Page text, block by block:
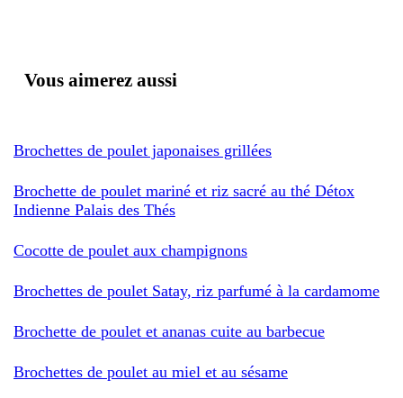
Vous aimerez aussi
Brochettes de poulet japonaises grillées
Brochette de poulet mariné et riz sacré au thé Détox
Indienne Palais des Thés
Cocotte de poulet aux champignons
Brochettes de poulet Satay, riz parfumé à la cardamome
Brochette de poulet et ananas cuite au barbecue
Brochettes de poulet au miel et au sésame